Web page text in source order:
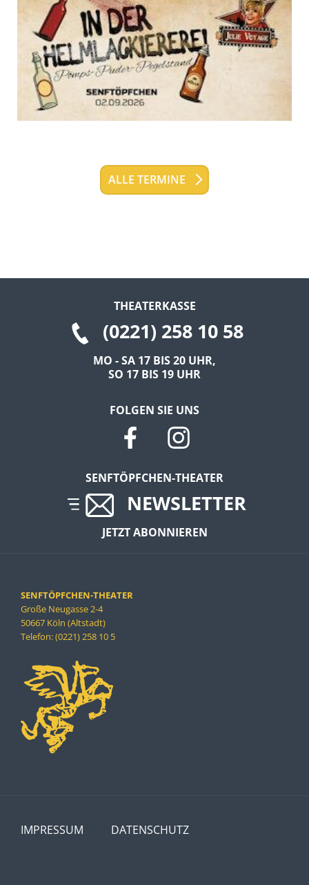
ALLE TERMINE
THEATERKASSE
(0221) 258 10 58
MO - SA 17 BIS 20 UHR,
SO 17 BIS 19 UHR
FOLGEN SIE UNS
SENFTÖPFCHEN-THEATER
NEWSLETTER
JETZT ABONNIEREN
SENFTÖPFCHEN-THEATER
Große Neugasse 2-4
50667 Köln (Altstadt)
Telefon: (0221) 258 10 5
IMPRESSUM DATENSCHUTZ
Um Inhalte von Videoplattformen und Social Media
Plattformen anzeigen zu können, werden von
diesen externen Medien Cookies gesetzt.
YouTube